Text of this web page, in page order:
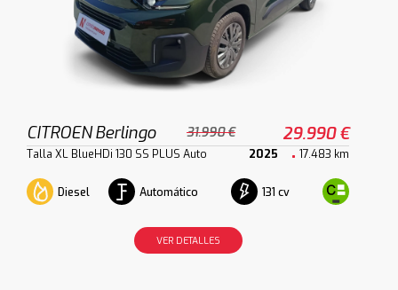
CITROEN Berlingo 31.990 € 29.990 €
Talla XL BlueHDi 130 SS PLUS Auto 2025 17.483 km
Diesel Automático 131 cv
VER DETALLES